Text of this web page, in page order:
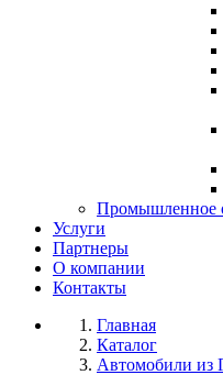
Промышленное
Услуги
Партнеры
О компании
Контакты
Главная
Каталог
Автомобили из